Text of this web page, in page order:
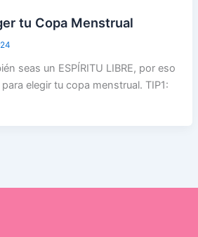
tu Copa Menstrual
seas un ESPÍRITU LIBRE, por eso
elegir tu copa menstrual. TIP1: